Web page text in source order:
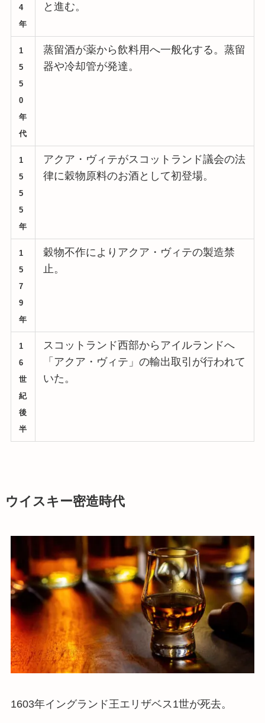
4
年
と進む。
1
5
5
0
年
代
蒸留酒が薬から飲料用へ一般化する。蒸留
器や冷却管が発達。
1
5
5
5
年
アクア・ヴィテがスコットランド議会の法
律に穀物原料のお酒として初登場。
1
5
7
9
年
穀物不作によりアクア・ヴィテの製造禁
止。
1
6
世
紀
後
半
スコットランド西部からアイルランドへ
「アクア・ヴィテ」の輸出取引が行われて
いた。
ウイスキー密造時代
1603年イングランド王エリザベス1世が死去。